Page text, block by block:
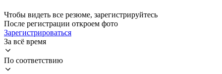
Чтобы видеть все резюме, зарегистрируйтесь
После регистрации откроем фото
Зарегистрироваться
За всё время
По соответствию